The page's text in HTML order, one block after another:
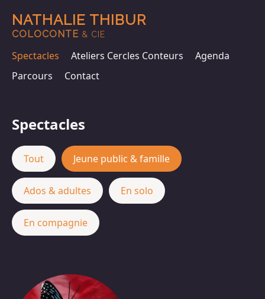
NATHALIE THIBUR
COLOCONTE & CIE
Spectacles Ateliers Cercles Conteurs
Agenda
Parcours
Contact
Spectacles
Tout Jeune public & famille
Ados & adultes En solo
En compagnie